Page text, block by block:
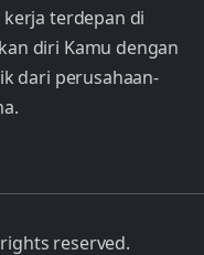
terdepan di
diri Kamu dengan
dari perusahaan-
reserved.